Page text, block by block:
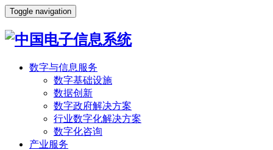
Toggle navigation
数字与信息服务
数字基础设施
数据创新
数字政府解决方案
行业数字化解决方案
数字化咨询
产业服务